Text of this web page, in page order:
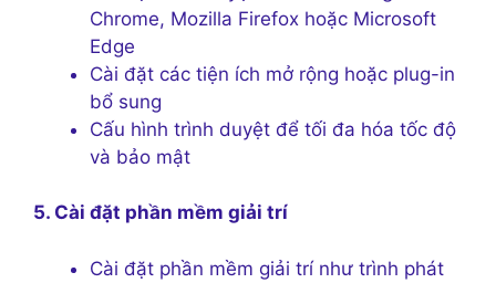
Chrome, Mozilla Firefox hoặc Microsoft
Edge
Cài đặt các tiện ích mở rộng hoặc plug-in
bổ sung
Cấu hình trình duyệt để tối đa hóa tốc độ
và bảo mật
5. Cài đặt phần mềm giải trí
Cài đặt phần mềm giải trí như trình phát